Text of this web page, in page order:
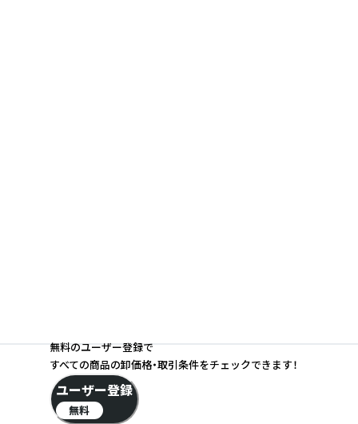
無料のユーザー登録で
すべての商品の卸価格・取引条件をチェックできます！
ユーザー登録
無料